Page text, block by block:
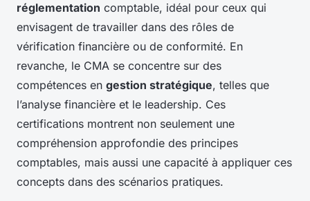
réglementation comptable, idéal pour ceux qui
envisagent de travailler dans des rôles de
vérification financière ou de conformité. En
revanche, le CMA se concentre sur des
compétences en gestion stratégique, telles que
l’analyse financière et le leadership. Ces
certifications montrent non seulement une
compréhension approfondie des principes
comptables, mais aussi une capacité à appliquer ces
concepts dans des scénarios pratiques.